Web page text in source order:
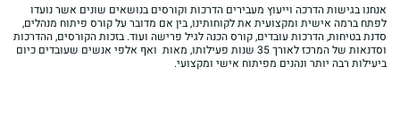
אנחנו בגישות הדרכה וייעוץ מעבירים הדרכות וקורסים בנושאים שונים אשר נועדו
לפתח ברמה אישית ומקצועית את לקוחותינו, בין אם מדובר על קורס פיתוח מנהלים,
סדנת בטיחות, הדרכות עובדים, קורס הכנה לגיל פרישה ועוד. בזכות הקורסים, ההדרכות
וסדנאות של המרכז לאורך 35 שנות פעילותו, מאות ואף אלפי אנשים שעובדים כיום
ביעילות רבה יותר ונהנים מפיתוח אישי ומקצועי.